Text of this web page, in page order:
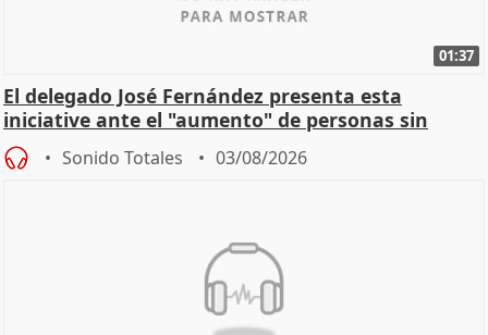
01:37
El delegado José Fernández presenta esta
iniciative ante el "aumento" de personas sin
hogar en Madri
Sonido Totales 03/08/2026